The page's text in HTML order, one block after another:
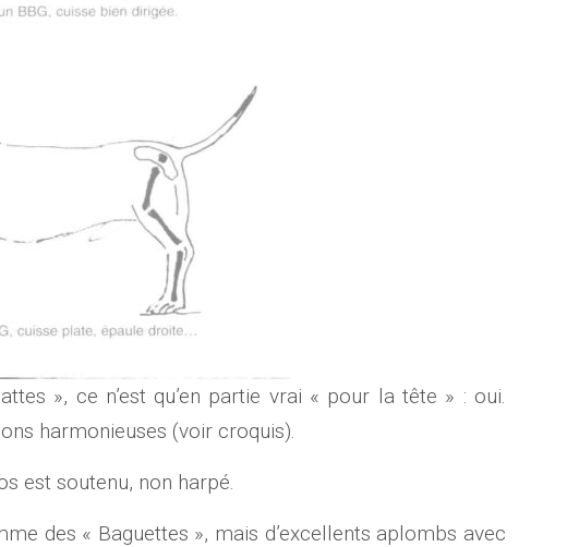
», ce n’est qu’en partie vrai « pour la tête » : oui.
harmonieuses (voir croquis).
est soutenu, non harpé.
des « Baguettes », mais d’excellents aplombs avec